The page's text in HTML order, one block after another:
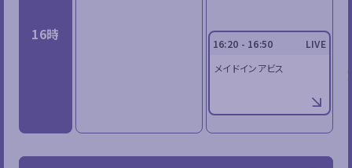
16時
16:20 - 16:50
LIVE
メイドインアビス